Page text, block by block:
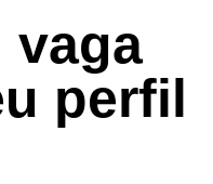
vaga
perfil